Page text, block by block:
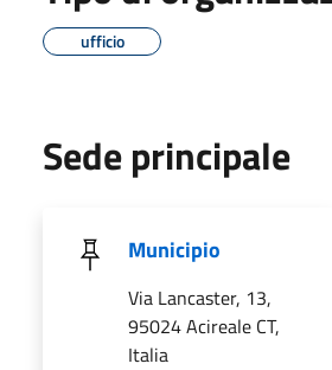
ufficio
Sede principale
Municipio
Via Lancaster, 13,
95024 Acireale CT,
Italia